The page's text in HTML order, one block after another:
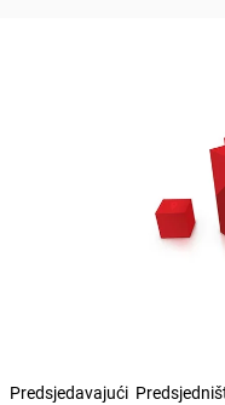
Predsjedavajući